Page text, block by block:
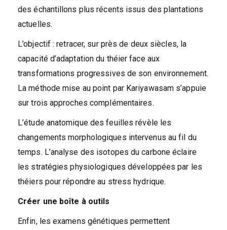
des échantillons plus récents issus des plantations
actuelles.
L’objectif : retracer, sur près de deux siècles, la
capacité d’adaptation du théier face aux
transformations progressives de son environnement.
La méthode mise au point par Kariyawasam s’appuie
sur trois approches complémentaires.
L’étude anatomique des feuilles révèle les
changements morphologiques intervenus au fil du
temps. L’analyse des isotopes du carbone éclaire
les stratégies physiologiques développées par les
théiers pour répondre au stress hydrique.
Créer une boîte à outils
Enfin, les examens génétiques permettent